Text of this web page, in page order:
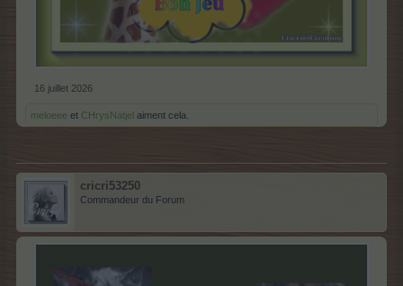
16 juillet 2026
meloeee et CHrysNatjel aiment cela.
cricri53250
Commandeur du Forum